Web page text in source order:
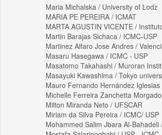
Maria Michalska / University of Lodz
MARIA PE PEREIRA / ICMAT
MARTA AGUSTIN VICENTE /
Martin Barajas Sichaca / ICMC-USP
Martinez Alfaro Jose Andres /
Masaru Hasegawa / ICMC - USP
Masatomo Takahashi / Muroran
Masayuki Kawashima / Tokyo
Mauro Fernando Hernández
Michelle Ferreira Zanchetta
Milton Miranda Neto / UFSCAR
Miriam da Silva Pereira / ICMC/ USP
Mohammed Salim Jbara Al-